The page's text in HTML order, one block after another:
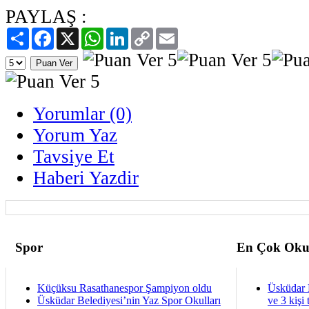
PAYLAŞ :
PaylaşFacebook
X WhatsAppLinkedIn
Copy
Link
Yorumlar (0)
Yorum Yaz
Tavsiye Et
Haberi Yazdir
Spor En Çok
Küçüksu Rasathanespor Şampiyon oldu
Üsküdar Belediyesi’nin Yaz Spor Okulları
Üsküdar
ve 3 kişi